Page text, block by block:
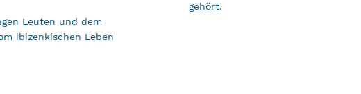
Leuten und dem
ibizenkischen Leben
gehört.